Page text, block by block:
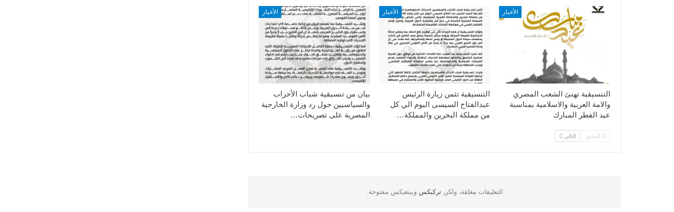
الأخبار
بيان من تنسيقية شباب الأحزاب
والسياسيين حول رد وزارة الخارجية
المصرية على تصريحات…
الأخبار
التنسيقية تثمن زيارة الرئيس
عبدالفتاح السيسى اليوم الي كل
من مملكة البحرين والمملكة…
الأخبار
التنسيقية تهنئ الشعب المصري
والامة العربية والاسلامية بمناسبة
عيد الفطر المبارك
السابق التالي
التعليقات مغلقة، ولكنتركبكسوبينغبكس مفتوحة.